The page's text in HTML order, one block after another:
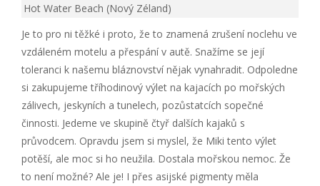
Hot Water Beach (Nový Zéland)
Je to pro ni těžké i proto, že to znamená zrušení noclehu ve
vzdáleném motelu a přespání v autě. Snažíme se její
toleranci k našemu bláznovství nějak vynahradit. Odpoledne
si zakupujeme tříhodinový výlet na kajacích po mořských
zálivech, jeskyních a tunelech, pozůstatcích sopečné
činnosti. Jedeme ve skupině čtyř dalších kajaků s
průvodcem. Opravdu jsem si myslel, že Miki tento výlet
potěší, ale moc si ho neužila. Dostala mořskou nemoc. Že
to není možné? Ale je! I přes asijské pigmenty měla